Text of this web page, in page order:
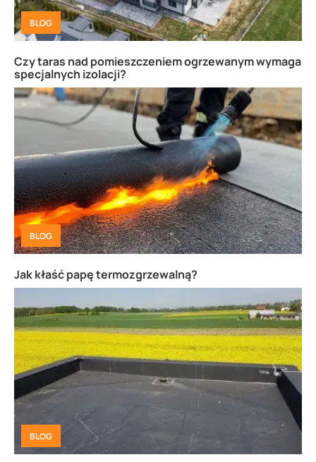
BLOG
Czy taras nad pomieszczeniem ogrzewanym wymaga
specjalnych izolacji?
BLOG
Jak kłaść papę termozgrzewalną?
BLOG